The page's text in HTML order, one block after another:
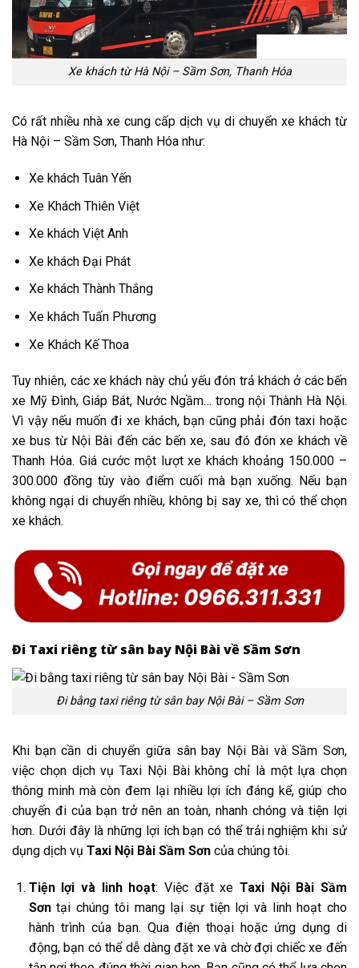
Xe khách từ Hà Nội – Sầm Sơn, Thanh Hóa
Có rất nhiều nhà xe cung cấp dịch vụ di chuyển xe khách từ
Hà Nội – Sầm Sơn, Thanh Hóa như:
Xe khách Tuân Yến
Xe Khách Thiên Việt
Xe khách Việt Anh
Xe khách Đại Phát
Xe khách Thành Thắng
Xe khách Tuấn Phương
Xe Khách Kế Thoa
Tuy nhiên, các xe khách này chủ yếu đón trả khách ở các bến
xe Mỹ Đình, Giáp Bát, Nước Ngầm… trong nội Thành Hà Nội.
Vì vậy nếu muốn đi xe khách, bạn cũng phải đón taxi hoặc
xe bus từ Nội Bài đến các bến xe, sau đó đón xe khách về
Thanh Hóa. Giá cước một lượt xe khách khoảng 150.000 –
300.000 đồng tùy vào điểm cuối mà bạn xuống. Nếu bạn
không ngại di chuyển nhiều, không bị say xe, thì có thể chọn
xe khách.
Đi Taxi riêng từ sân bay Nội Bài về Sầm Sơn
Đi bằng taxi riêng từ sân bay Nội Bài – Sầm Sơn
Khi bạn cần di chuyển giữa sân bay Nội Bài và Sầm Sơn,
việc chọn dịch vụ Taxi Nội Bài không chỉ là một lựa chọn
thông minh mà còn đem lại nhiều lợi ích đáng kể, giúp cho
chuyến đi của bạn trở nên an toàn, nhanh chóng và tiện lợi
hơn. Dưới đây là những lợi ích bạn có thể trải nghiệm khi sử
dụng dịch vụ Taxi Nội Bài Sầm Sơn của chúng tôi.
Tiện lợi và linh hoạt: Việc đặt xeTaxi Nội Bài Sầm
Sơntại chúng tôi mang lại sự tiện lợi và linh hoạt cho
hành trình của bạn. Qua điện thoại hoặc ứng dụng di
động, bạn có thể dễ dàng đặt xe và chờ đợi chiếc xe đến